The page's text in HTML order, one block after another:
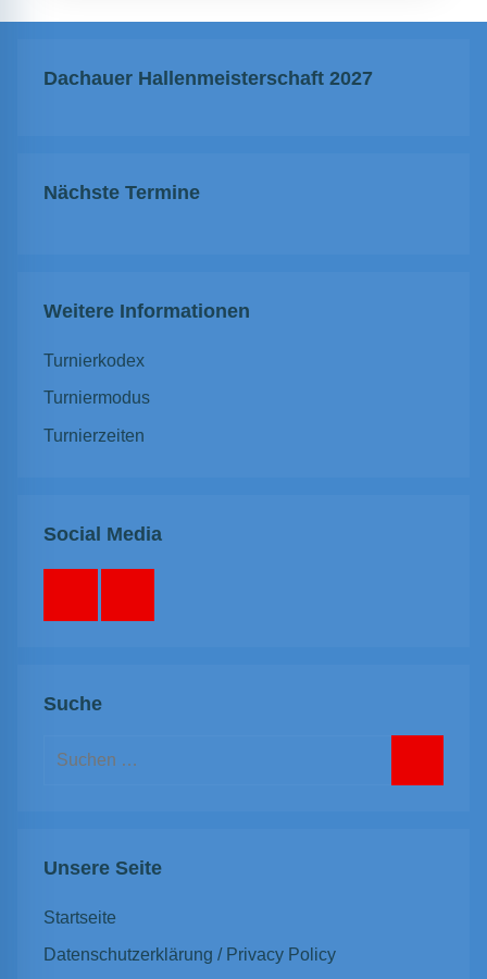
Dachauer Hallenmeisterschaft 2027
Nächste Termine
Weitere Informationen
Turnierkodex
Turniermodus
Turnierzeiten
Social Media
Suche
Suchen
Unsere Seite
Startseite
Datenschutzerklärung / Privacy Policy